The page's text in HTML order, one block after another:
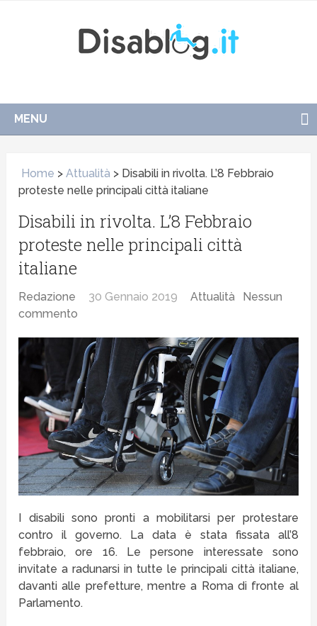
MENU
Home >Attualità > Disabili in rivolta. L’8 Febbraio
proteste nelle principali città italiane
Disabili in rivolta. L’8 Febbraio
proteste nelle principali città
italiane
Redazione 30 Gennaio 2019 Attualità
Nessun
commento
I disabili sono pronti a mobilitarsi per protestare
contro il governo. La data è stata fissata all’8
febbraio, ore 16. Le persone interessate sono
invitate a radunarsi in tutte le principali città italiane,
davanti alle prefetture, mentre a Roma di fronte al
Parlamento.